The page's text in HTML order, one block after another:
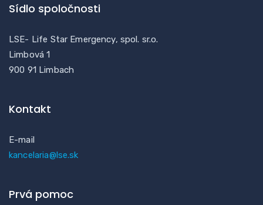
Sídlo spoločnosti
LSE- Life Star Emergency, spol. sr.o.
Limbová 1
900 91 Limbach
Kontakt
E-mail
kancelaria@lse.sk
Prvá pomoc